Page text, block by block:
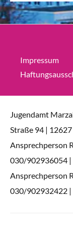
Impressum
Jugendamt
Straße 94 |
Ansprechperson
030/902936054 |
Ansprechperson
030/902932422 |